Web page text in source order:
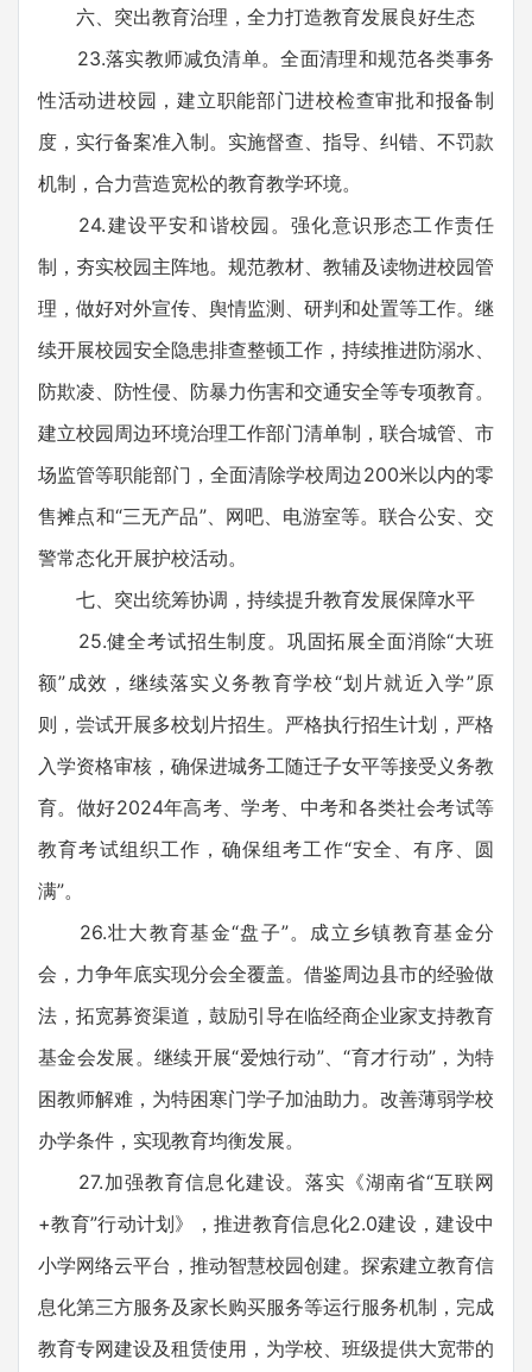
六、突出教育治理，全力打造教育发展良好生态
23.落实教师减负清单。全面清理和规范各类事务
性活动进校园，建立职能部门进校检查审批和报备制
度，实行备案准入制。实施督查、指导、纠错、不罚款
机制，合力营造宽松的教育教学环境。
24.建设平安和谐校园。强化意识形态工作责任
制，夯实校园主阵地。规范教材、教辅及读物进校园管
理，做好对外宣传、舆情监测、研判和处置等工作。继
续开展校园安全隐患排查整顿工作，持续推进防溺水、
防欺凌、防性侵、防暴力伤害和交通安全等专项教育。
建立校园周边环境治理工作部门清单制，联合城管、市
场监管等职能部门，全面清除学校周边200米以内的零
售摊点和“三无产品”、网吧、电游室等。联合公安、交
警常态化开展护校活动。
七、突出统筹协调，持续提升教育发展保障水平
25.健全考试招生制度。巩固拓展全面消除“大班
额”成效，继续落实义务教育学校“划片就近入学”原
则，尝试开展多校划片招生。严格执行招生计划，严格
入学资格审核，确保进城务工随迁子女平等接受义务教
育。做好2024年高考、学考、中考和各类社会考试等
教育考试组织工作，确保组考工作“安全、有序、圆
满”。
26.壮大教育基金“盘子”。成立乡镇教育基金分
会，力争年底实现分会全覆盖。借鉴周边县市的经验做
法，拓宽募资渠道，鼓励引导在临经商企业家支持教育
基金会发展。继续开展“爱烛行动”、“育才行动”，为特
困教师解难，为特困寒门学子加油助力。改善薄弱学校
办学条件，实现教育均衡发展。
27.加强教育信息化建设。落实《湖南省“互联网
+教育”行动计划》，推进教育信息化2.0建设，建设中
小学网络云平台，推动智慧校园创建。探索建立教育信
息化第三方服务及家长购买服务等运行服务机制，完成
教育专网建设及租赁使用，为学校、班级提供大宽带的